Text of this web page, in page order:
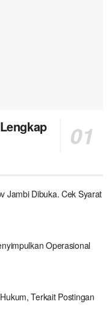
Jambi Dibuka. Cek Syarat
Operasional
Terkait Postingan